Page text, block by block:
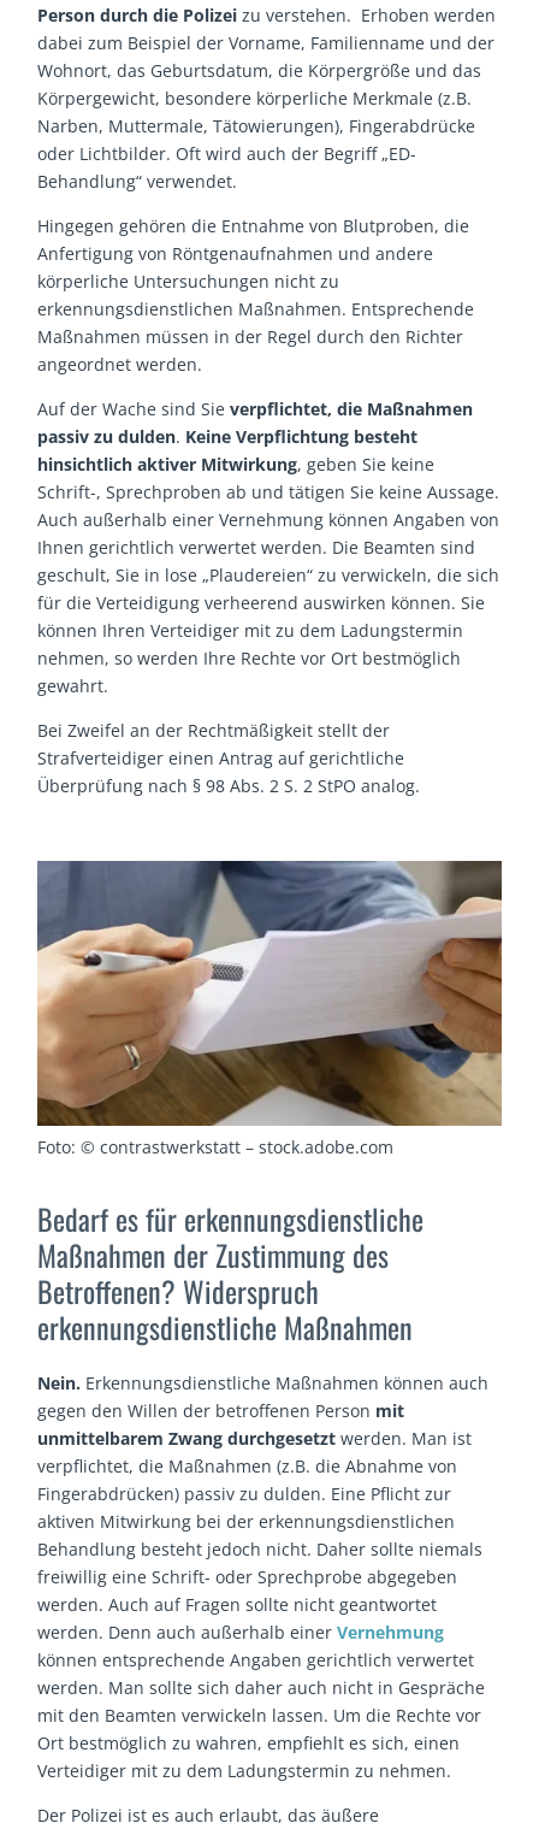
Person durch die Polizei zu verstehen. Erhoben werden
dabei zum Beispiel der Vorname, Familienname und der
Wohnort, das Geburtsdatum, die Körpergröße und das
Körpergewicht, besondere körperliche Merkmale (z.B.
Narben, Muttermale, Tätowierungen), Fingerabdrücke
oder Lichtbilder. Oft wird auch der Begriff „ED-
Behandlung“ verwendet.
Hingegen gehören die Entnahme von Blutproben, die
Anfertigung von Röntgenaufnahmen und andere
körperliche Untersuchungen nicht zu
erkennungsdienstlichen Maßnahmen. Entsprechende
Maßnahmen müssen in der Regel durch den Richter
angeordnet werden.
Auf der Wache sind Sieverpflichtet, die Maßnahmen
passiv zu dulden. Keine Verpflichtung besteht
hinsichtlich aktiver Mitwirkung, geben Sie keine
Schrift-, Sprechproben ab und tätigen Sie keine Aussage.
Auch außerhalb einer Vernehmung können Angaben von
Ihnen gerichtlich verwertet werden. Die Beamten sind
geschult, Sie in lose „Plaudereien“ zu verwickeln, die sich
für die Verteidigung verheerend auswirken können. Sie
können Ihren Verteidiger mit zu dem Ladungstermin
nehmen, so werden Ihre Rechte vor Ort bestmöglich
gewahrt.
Bei Zweifel an der Rechtmäßigkeit stellt der
Strafverteidiger einen Antrag auf gerichtliche
Überprüfung nach § 98 Abs. 2 S. 2 StPO analog.
Foto: © contrastwerkstatt – stock.adobe.com
Bedarf es für erkennungsdienstliche
Maßnahmen der Zustimmung des
Betroffenen? Widerspruch
erkennungsdienstliche Maßnahmen
Nein. Erkennungsdienstliche Maßnahmen können auch
gegen den Willen der betroffenen Person mit
unmittelbarem Zwang durchgesetzt werden. Man ist
verpflichtet, die Maßnahmen (z.B. die Abnahme von
Fingerabdrücken) passiv zu dulden. Eine Pflicht zur
aktiven Mitwirkung bei der erkennungsdienstlichen
Behandlung besteht jedoch nicht. Daher sollte niemals
freiwillig eine Schrift- oder Sprechprobe abgegeben
werden. Auch auf Fragen sollte nicht geantwortet
werden. Denn auch außerhalb einerVernehmung
können entsprechende Angaben gerichtlich verwertet
werden. Man sollte sich daher auch nicht in Gespräche
mit den Beamten verwickeln lassen. Um die Rechte vor
Ort bestmöglich zu wahren, empfiehlt es sich, einen
Verteidiger mit zu dem Ladungstermin zu nehmen.
Der Polizei ist es auch erlaubt, das äußere